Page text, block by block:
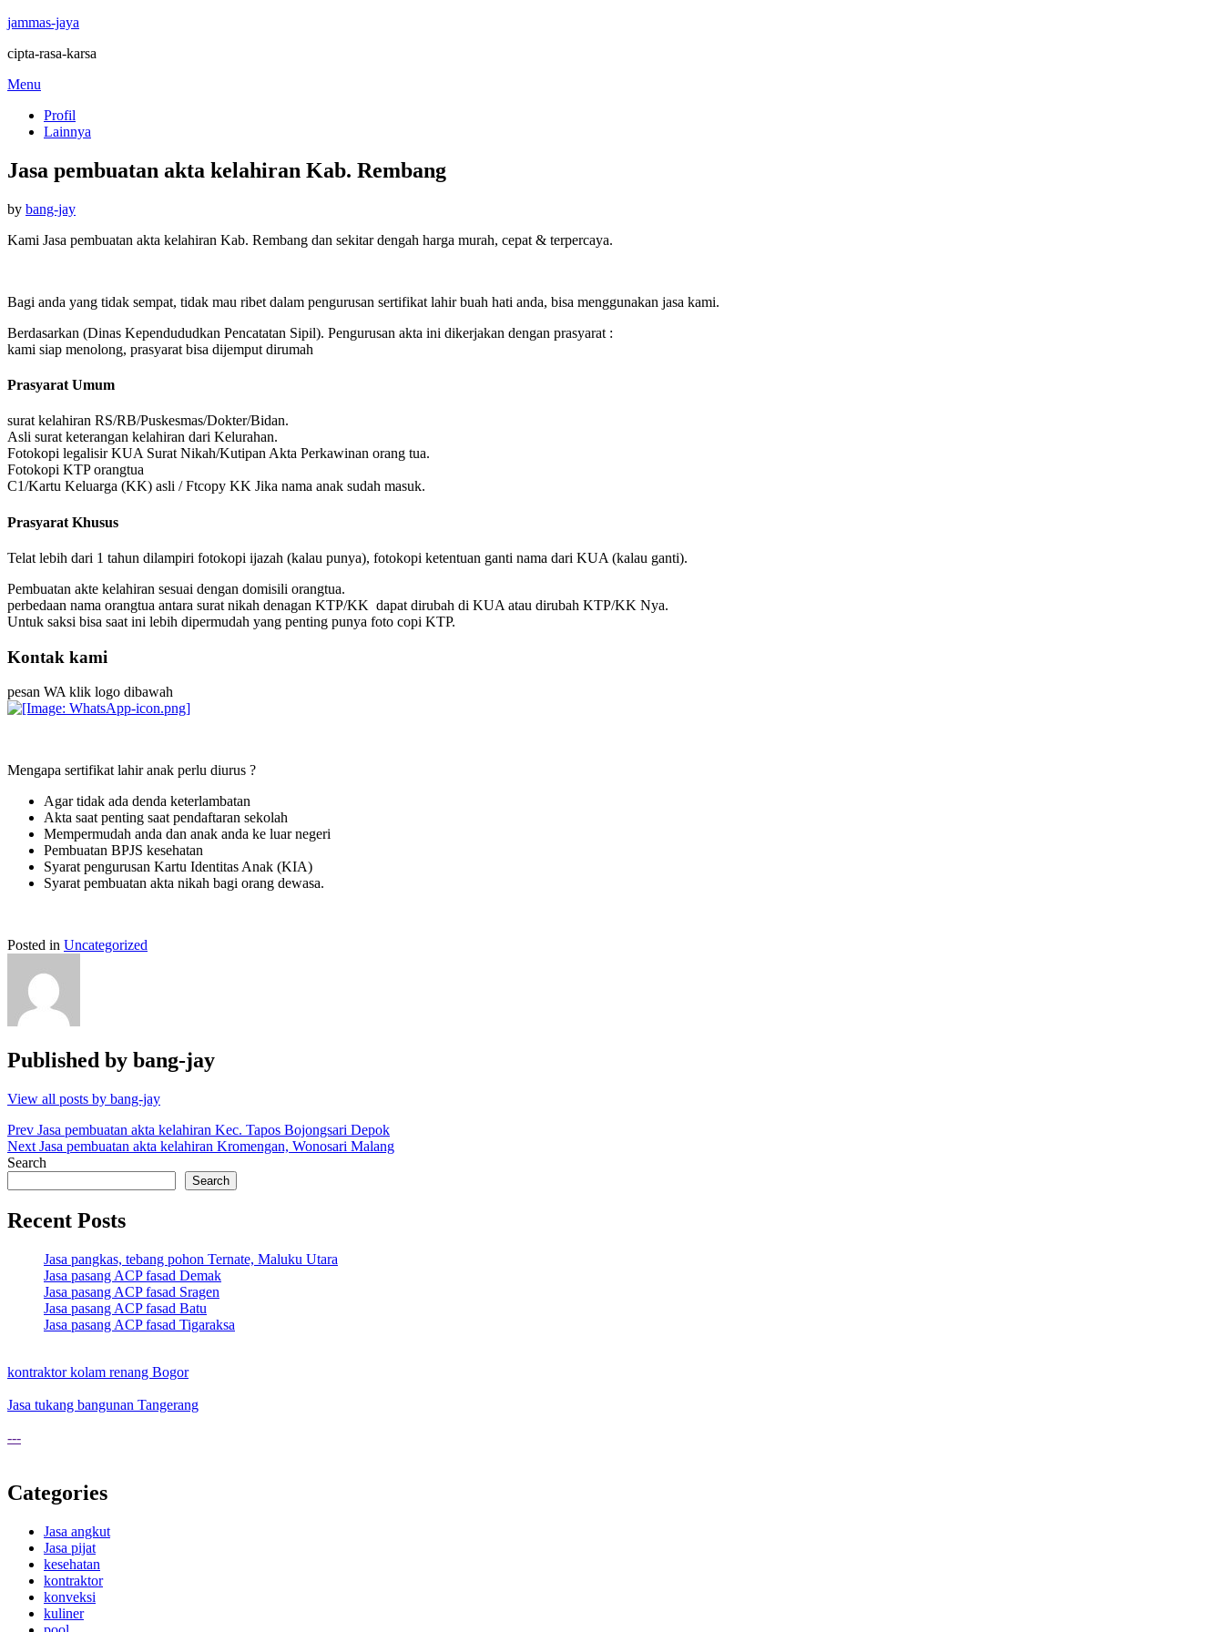
jammas-jaya
cipta-rasa-karsa
Skip
content
Menu
Profil
Lainnya
Jasa pembuatan akta kelahiran Kab. Rembang
by bang-jayPosted
Kami Jasa pembuatan akta kelahiran Kab. Rembang dan sekitar dengah harga murah, cepat & terpercaya.
Bagi anda yang tidak sempat, tidak mau ribet dalam pengurusan sertifikat lahir buah hati anda, bisa menggunakan jasa kami.
Berdasarkan (Dinas Kependududkan Pencatatan Sipil). Pengurusan akta ini dikerjakan dengan prasyarat :
kami siap menolong, prasyarat bisa dijemput dirumah
Prasyarat Umum
surat kelahiran RS/RB/Puskesmas/Dokter/Bidan.
Asli surat keterangan kelahiran dari Kelurahan.
Fotokopi legalisir KUA Surat Nikah/Kutipan Akta Perkawinan orang tua.
Fotokopi KTP orangtua
C1/Kartu Keluarga (KK) asli / Ftcopy KK Jika nama anak sudah masuk.
Prasyarat Khusus
Telat lebih dari 1 tahun dilampiri fotokopi ijazah (kalau punya), fotokopi ketentuan ganti nama dari KUA (kalau ganti).
Pembuatan akte kelahiran sesuai dengan domisili orangtua.
perbedaan nama orangtua antara surat nikah denagan KTP/KK dapat dirubah di KUA atau dirubah KTP/KK Nya.
Untuk saksi bisa saat ini lebih dipermudah yang penting punya foto copi KTP.
Kontak kami
pesan WA klik logo dibawah
Mengapa sertifikat lahir anak perlu diurus ?
Agar tidak ada denda keterlambatan
Akta saat penting saat pendaftaran sekolah
Mempermudah anda dan anak anda ke luar negeri
Pembuatan BPJS kesehatan
Syarat pengurusan Kartu Identitas Anak (KIA)
Syarat pembuatan akta nikah bagi orang dewasa.
Posted in Uncategorized
Published by bang-jay
View all posts by bang-jay
Post
navigation
Prev Jasa pembuatan akta kelahiran Kec. Tapos Bojongsari Depok
Next Jasa pembuatan akta kelahiran Kromengan, Wonosari Malang
Search
Search
Recent Posts
Jasa pangkas, tebang pohon Ternate, Maluku Utara
Jasa pasang ACP fasad Demak
Jasa pasang ACP fasad Sragen
Jasa pasang ACP fasad Batu
Jasa pasang ACP fasad Tigaraksa
kontraktor kolam renang Bogor
Jasa tukang bangunan Tangerang
---
Categories
Jasa angkut
Jasa pijat
kesehatan
kontraktor
konveksi
kuliner